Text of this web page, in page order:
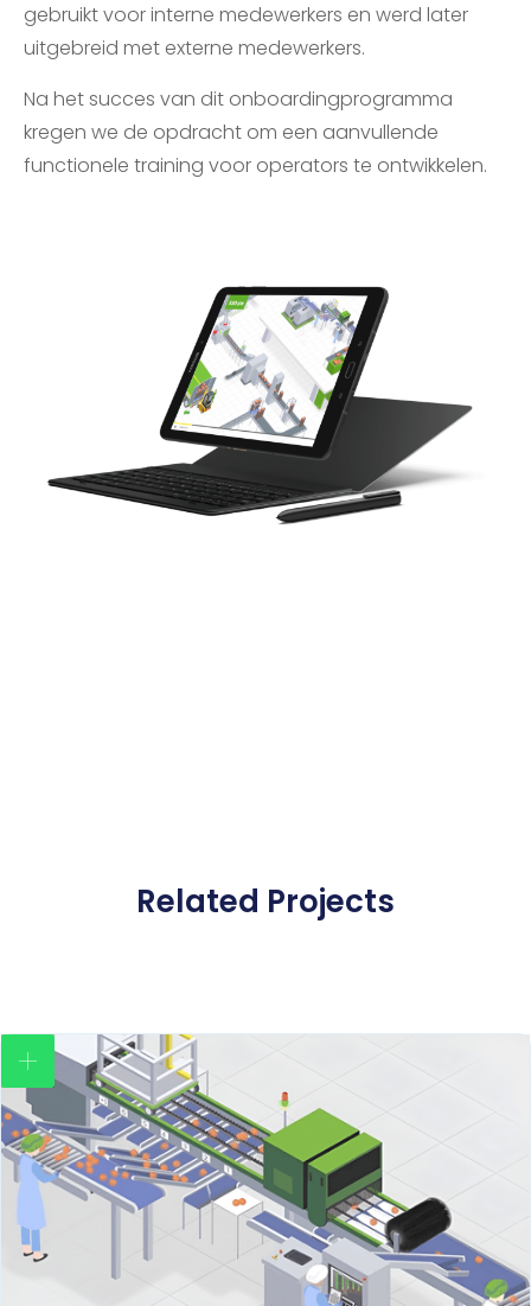
gebruikt voor interne medewerkers en werd later
uitgebreid met externe medewerkers.
Na het succes van dit onboardingprogramma
kregen we de opdracht om een aanvullende
functionele training voor operators te ontwikkelen.
Related Projects